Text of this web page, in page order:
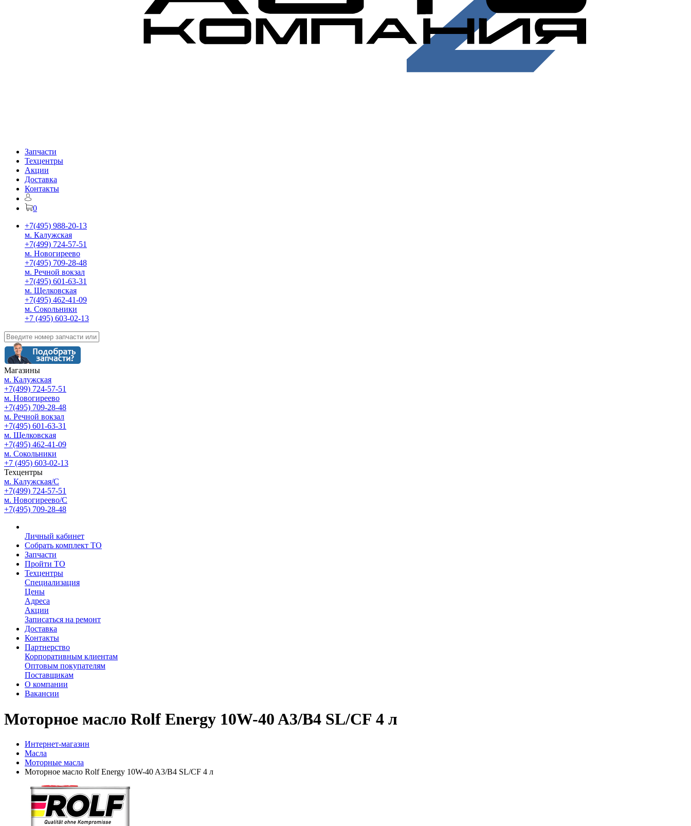
Запчасти
Техцентры
Акции
Доставка
Контакты
0
+7(495) 988-20-13
м. Калужская
+7(499) 724-57-51
м. Новогиреево
+7(495) 709-28-48
м. Речной вокзал
+7(495) 601-63-31
м. Щелковская
+7(495) 462-41-09
м. Сокольники
+7 (495) 603-02-13
Магазины
м. Калужская
+7(499) 724-57-51
м. Новогиреево
+7(495) 709-28-48
м. Речной вокзал
+7(495) 601-63-31
м. Щелковская
+7(495) 462-41-09
м. Сокольники
+7 (495) 603-02-13
Техцентры
м. Калужская/С
+7(499) 724-57-51
м. Новогиреево/С
+7(495) 709-28-48
Личный кабинет
Собрать комплект ТО
Запчасти
Пройти ТО
Техцентры
Специализация
Цены
Адреса
Акции
Записаться на ремонт
Доставка
Контакты
Партнерство
Корпоративным клиентам
Оптовым покупателям
Поставщикам
О компании
Вакансии
Моторное масло Rolf Energy 10W-40 A3/B4 SL/CF 4 л
Интернет-магазин
Масла
Моторные масла
Моторное масло Rolf Energy 10W-40 A3/B4 SL/CF 4 л